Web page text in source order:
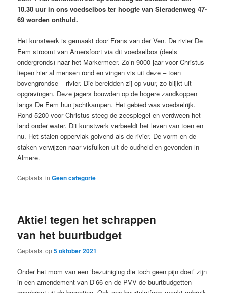
10.30 uur in ons voedselbos ter hoogte van Sieradenweg 47-
69 worden onthuld.
Het kunstwerk is gemaakt door Frans van der Ven. De rivier De
Eem stroomt van Amersfoort via dit voedselbos (deels
ondergronds) naar het Markermeer. Zo’n 9000 jaar voor Christus
liepen hier al mensen rond en vingen vis uit deze – toen
bovengrondse – rivier. Die bereidden zij op vuur, zo blijkt uit
opgravingen. Deze jagers bouwden op de hogere zandkoppen
langs De Eem hun jachtkampen. Het gebied was voedselrijk.
Rond 5200 voor Christus steeg de zeespiegel en verdween het
land onder water. Dit kunstwerk verbeeldt het leven van toen en
nu. Het stalen oppervlak golvend als de rivier. De vorm en de
staken verwijzen naar visfuiken uit de oudheid en gevonden in
Almere.
Geplaatst in Geen categorie
Aktie! tegen het schrappen
van het buurtbudget
Geplaatst op5 oktober 2021
Onder het mom van een ‘bezuiniging die toch geen pijn doet’ zijn
in een amendement van D’66 en de PVV de buurtbudgetten